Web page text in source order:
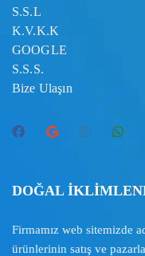
S.S.L
K.V.K.K
GOOGLE
S.S.S.
Bize Ulaşın
DOĞAL
Firmamız web sitemizde
ürünlerinin satış ve